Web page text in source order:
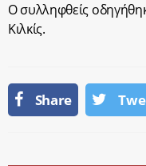
Ο συλληφθείς
Κιλκίς.
Share